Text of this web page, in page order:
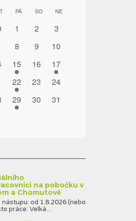
ČTVRTEK
PÁ PÁTEKSO SOBOTA
NENEDĚLE
0
1
0
2
0
3
0
8
0
9
0
10
1
akce
15
0
16
1
akce
17
1
akce
22
0
23
0
24
1
akce
29
0
30
0
31
na pobočku v
a Chomutově
od 1.8.2026 (nebo
práce: Velká...